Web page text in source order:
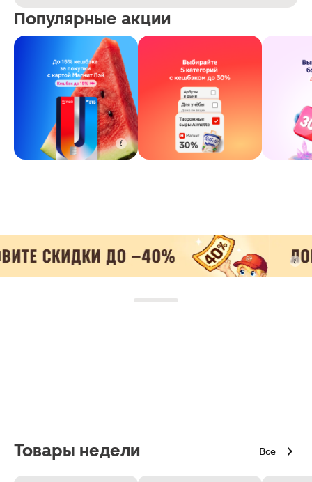
Популярные акции
Товары недели Все